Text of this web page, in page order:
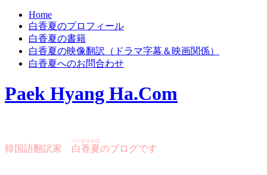
Home
白香夏のプロフィール
白香夏の書籍
白香夏の映像翻訳（ドラマ字幕＆映画関係）
白香夏へのお問合わせ
Paek Hyang Ha.Com
韓国語翻訳家 白香夏
ぺくひゃんは
のブログです